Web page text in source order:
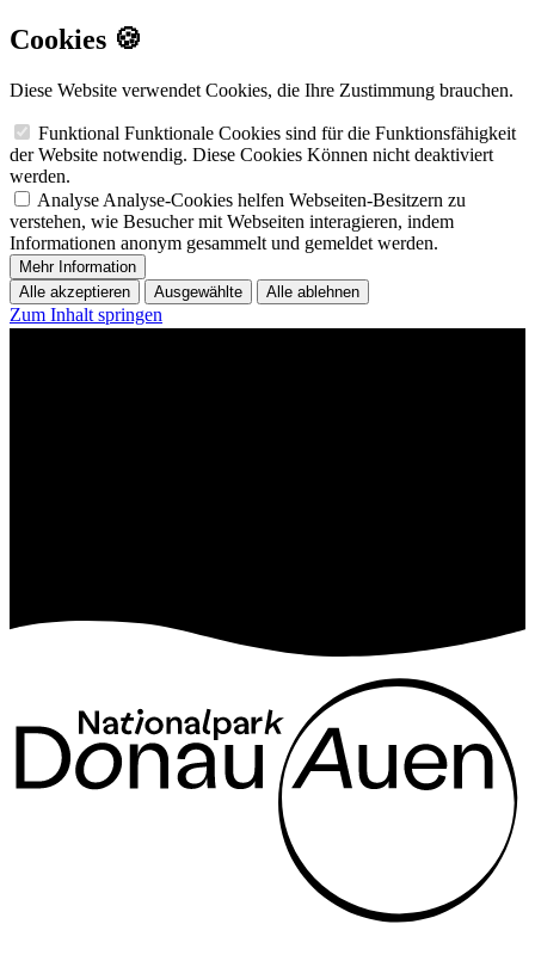
Cookies 🍪
Diese Website verwendet Cookies, die Ihre Zustimmung brauchen.
Funktional Funktionale Cookies sind für die Funktionsfähigkeit
der Website notwendig. Diese Cookies Können nicht deaktiviert
werden.
Analyse Analyse-Cookies helfen Webseiten-Besitzern zu
verstehen, wie Besucher mit Webseiten interagieren, indem
Informationen anonym gesammelt und gemeldet werden.
Mehr Information
Alle akzeptieren
Ausgewählte Alle ablehnen
Zum Inhalt springen